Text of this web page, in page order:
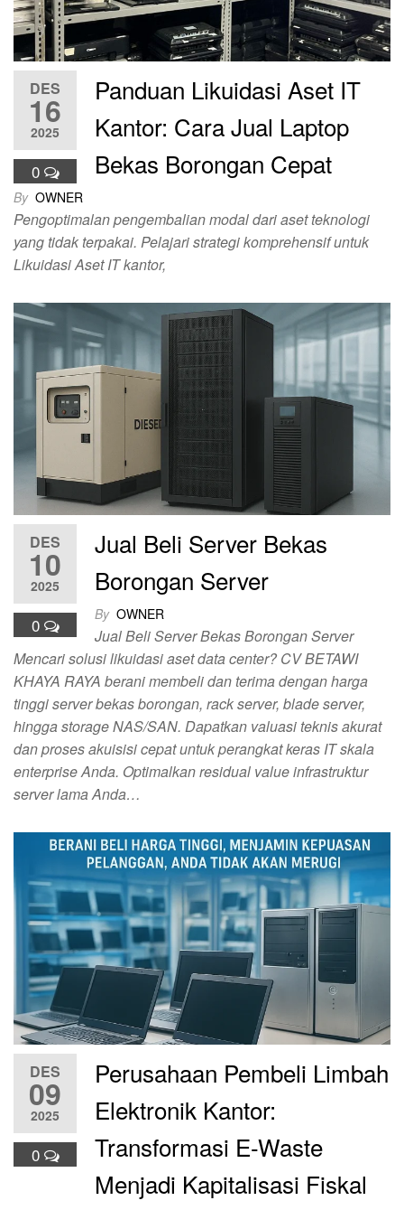
DES
16
2025
0
Panduan Likuidasi Aset IT
Kantor: Cara Jual Laptop
Bekas Borongan Cepat
By OWNER
Pengoptimalan pengembalian modal dari aset teknologi
yang tidak terpakai. Pelajari strategi komprehensif untuk
Likuidasi Aset IT kantor,
DES
10
2025
0
Jual Beli Server Bekas
Borongan Server
By OWNER
Jual Beli Server Bekas Borongan Server
Mencari solusi likuidasi aset data center? CV BETAWI
KHAYA RAYA berani membeli dan terima dengan harga
tinggi server bekas borongan, rack server, blade server,
hingga storage NAS/SAN. Dapatkan valuasi teknis akurat
dan proses akuisisi cepat untuk perangkat keras IT skala
enterprise Anda. Optimalkan residual value infrastruktur
server lama Anda…
DES
09
2025
0
Perusahaan Pembeli Limbah
Elektronik Kantor:
Transformasi E-Waste
Menjadi Kapitalisasi Fiskal